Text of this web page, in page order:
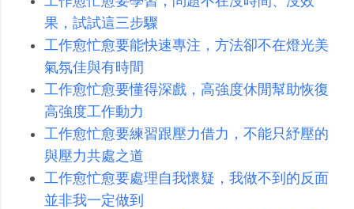
果，試試這三步驟
工作愈忙愈要能快速專注，方法卻不在燈光美
氣氛佳與有時間
工作愈忙愈要懂得深戲，高強度休閒幫助恢復
高強度工作動力
工作愈忙愈要練習跟壓力借力，不能只紓壓的
與壓力共處之道
工作愈忙愈要處理自我懷疑，我做不到的反面
並非我一定做到